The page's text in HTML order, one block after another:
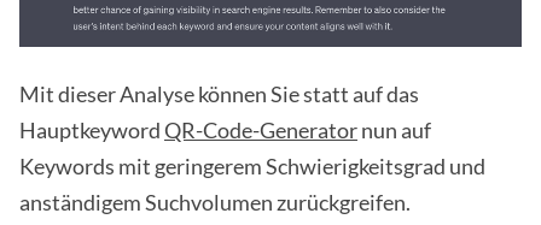
Mit dieser Analyse können Sie statt auf das
HauptkeywordQR-Code-Generatornun auf
Keywords mit geringerem Schwierigkeitsgrad und
anständigem Suchvolumen zurückgreifen.